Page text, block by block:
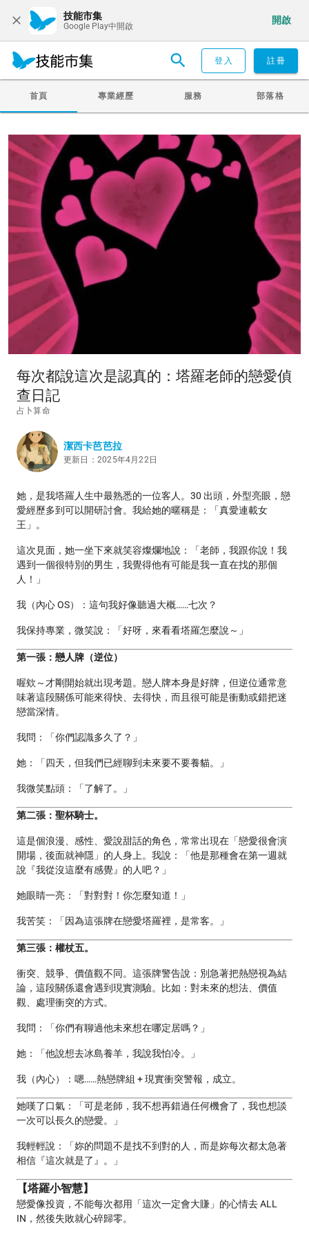
技能市集
Google Play中開啟
開啟
登入 註冊
首頁 專業經歷 服務 部落格
每次都說這次是認真的：塔羅老師的戀愛偵
查日記
占卜算命
潔西卡芭芭拉
更新日：2025年4月22日
她，是我塔羅人生中最熟悉的一位客人。30 出頭，外型亮眼，戀
愛經歷多到可以開研討會。我給她的暱稱是：「真愛連載女
王」。
這次見面，她一坐下來就笑容燦爛地說：「老師，我跟你說！我
遇到一個很特別的男生，我覺得他有可能是我一直在找的那個
人！」
我（內心 OS）：這句我好像聽過大概……七次？
我保持專業，微笑說：「好呀，來看看塔羅怎麼說～」
第一張：戀人牌（逆位）
喔欸～才剛開始就出現考題。戀人牌本身是好牌，但逆位通常意
味著這段關係可能來得快、去得快，而且很可能是衝動或錯把迷
戀當深情。
我問：「你們認識多久了？」
她：「四天，但我們已經聊到未來要不要養貓。」
我微笑點頭：「了解了。」
第二張：聖杯騎士。
這是個浪漫、感性、愛說甜話的角色，常常出現在「戀愛很會演
開場，後面就神隱」的人身上。我說：「他是那種會在第一週就
說『我從沒這麼有感覺』的人吧？」
她眼睛一亮：「對對對！你怎麼知道！」
我苦笑：「因為這張牌在戀愛塔羅裡，是常客。」
第三張：權杖五。
衝突、競爭、價值觀不同。這張牌警告說：別急著把熱戀視為結
論，這段關係還會遇到現實測驗。比如：對未來的想法、價值
觀、處理衝突的方式。
我問：「你們有聊過他未來想在哪定居嗎？」
她：「他說想去冰島養羊，我說我怕冷。」
我（內心）：嗯……熱戀牌組 + 現實衝突警報，成立。
她嘆了口氣：「可是老師，我不想再錯過任何機會了，我也想談
一次可以長久的戀愛。」
我輕輕說：「妳的問題不是找不到對的人，而是妳每次都太急著
相信『這次就是了』。」
【塔羅小智慧】
戀愛像投資，不能每次都用「這次一定會大賺」的心情去 ALL
IN，然後失敗就心碎歸零。